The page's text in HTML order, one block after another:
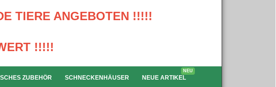
TIERE ANGEBOTEN !!!!!
!!!!!
ZUBEHÖR SCHNECKENHÄUSER NEUE ARTIKEL
NEU